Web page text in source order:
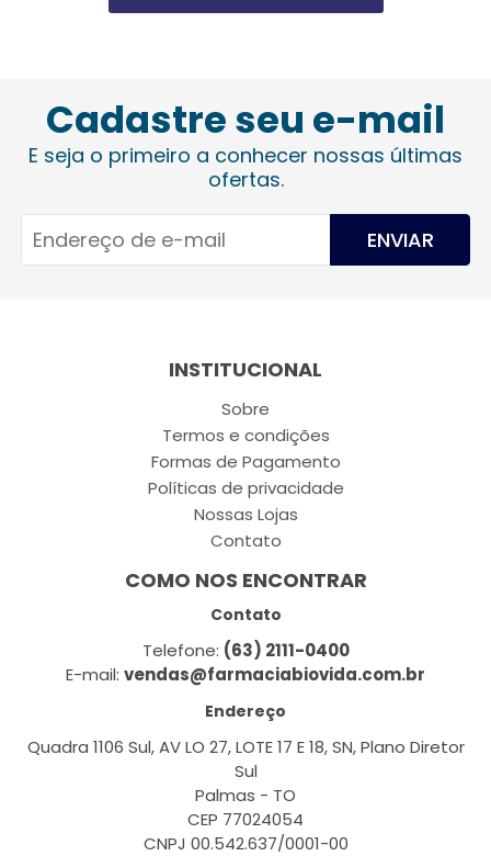
Cadastre seu e-mail
E seja o primeiro a conhecer nossas últimas
ofertas.
ENVIAR
INSTITUCIONAL
Sobre
Termos e condições
Formas de Pagamento
Políticas de privacidade
Nossas Lojas
Contato
COMO NOS ENCONTRAR
Contato
Telefone: (63) 2111-0400
E-mail: vendas@farmaciabiovida.com.br
Endereço
Quadra 1106 Sul, AV LO 27, LOTE 17 E 18, SN, Plano Diretor
Sul
Palmas - TO
CEP 77024054
CNPJ 00.542.637/0001-00